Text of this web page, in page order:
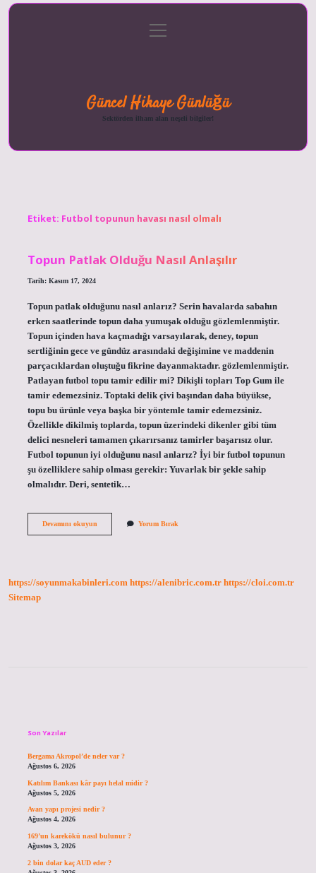
menüyü
aç
Güncel Hikaye Günlüğü
Sektörden ilham alan neşeli bilgiler!
Etiket: Futbol topunun havası nasıl olmalı
Topun Patlak Olduğu Nasıl Anlaşılır
Tarih: Kasım 17, 2024
Topun patlak olduğunu nasıl anlarız? Serin havalarda sabahın
erken saatlerinde topun daha yumuşak olduğu gözlemlenmiştir.
Topun içinden hava kaçmadığı varsayılarak, deney, topun
sertliğinin gece ve gündüz arasındaki değişimine ve maddenin
parçacıklardan oluştuğu fikrine dayanmaktadır. gözlemlenmiştir.
Patlayan futbol topu tamir edilir mi? Dikişli topları Top Gum ile
tamir edemezsiniz. Toptaki delik çivi başından daha büyükse,
topu bu ürünle veya başka bir yöntemle tamir edemezsiniz.
Özellikle dikilmiş toplarda, topun üzerindeki dikenler gibi tüm
delici nesneleri tamamen çıkarırsanız tamirler başarısız olur.
Futbol topunun iyi olduğunu nasıl anlarız? İyi bir futbol topunun
şu özelliklere sahip olması gerekir: Yuvarlak bir şekle sahip
olmalıdır. Deri, sentetik…
Devamını okuyunTopun
Yorum Bırak
https://soyunmakabinleri.com https://alenibric.com.tr https://cloi.com.tr
Sitemap
Son Yazılar
Bergama Akropol’de neler var ?
Ağustos 6, 2026
Katılım Bankası kâr payı helal midir ?
Ağustos 5, 2026
Avan yapı projesi nedir ?
Ağustos 4, 2026
169’un karekökü nasıl bulunur ?
Ağustos 3, 2026
2 bin dolar kaç AUD eder ?